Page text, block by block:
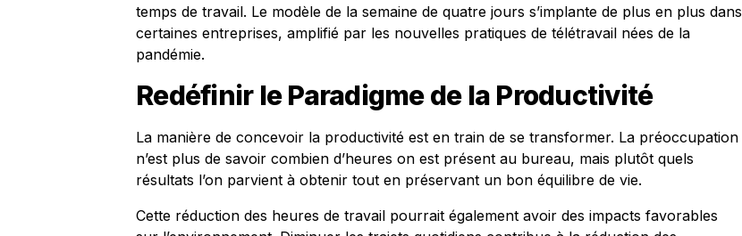
temps de travail. Le modèle de la semaine de quatre jours s’implante de plus en plus dans
certaines entreprises, amplifié par les nouvelles pratiques de télétravail nées de la
pandémie.
Redéfinir le Paradigme de la Productivité
La manière de concevoir la productivité est en train de se transformer. La préoccupation
n’est plus de savoir combien d’heures on est présent au bureau, mais plutôt quels
résultats l’on parvient à obtenir tout en préservant un bon équilibre de vie.
Cette réduction des heures de travail pourrait également avoir des impacts favorables